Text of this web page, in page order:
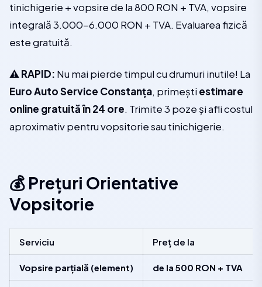
tinichigerie + vopsire de la 800 RON + TVA, vopsire
integrală 3.000-6.000 RON + TVA. Evaluarea fizică
este gratuită.
⚠️ RAPID: Nu mai pierde timpul cu drumuri inutile! La
Euro Auto Service Constanța, primeștiestimare
online gratuită în 24 ore. Trimite 3 poze și afli costul
aproximativ pentru vopsitorie sau tinichigerie.
💰 Prețuri Orientative
Vopsitorie
Serviciu Preț de la
Vopsire parțială (element) de la 500 RON + TVA